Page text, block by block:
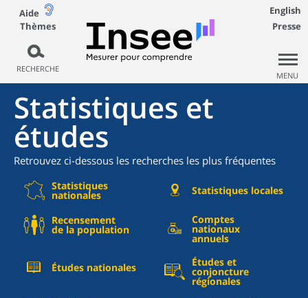
Aide
Thèmes
RECHERCHE
English
Presse
MENU
Statistiques et
études
Retrouvez ci-dessous les recherches les plus fréquentes
Statistiques
nationales Statistiques locales
Recensement
de la population
Comptes
nationaux
annuels
Études nationales Études et
conjoncture
régionales